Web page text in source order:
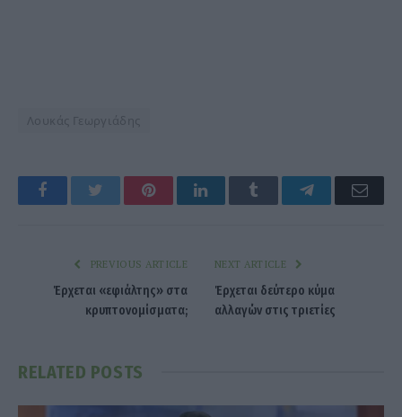
Λουκάς Γεωργιάδης
Facebook Twitter PinterestLinkedIn Tumblr Telegram
PREVIOUS ARTICLE
Έρχεται «εφιάλτης» στα
κρυπτονομίσματα;
NEXT ARTICLE
Έρχεται δεύτερο κύμα
αλλαγών στις τριετίες
RELATED POSTS